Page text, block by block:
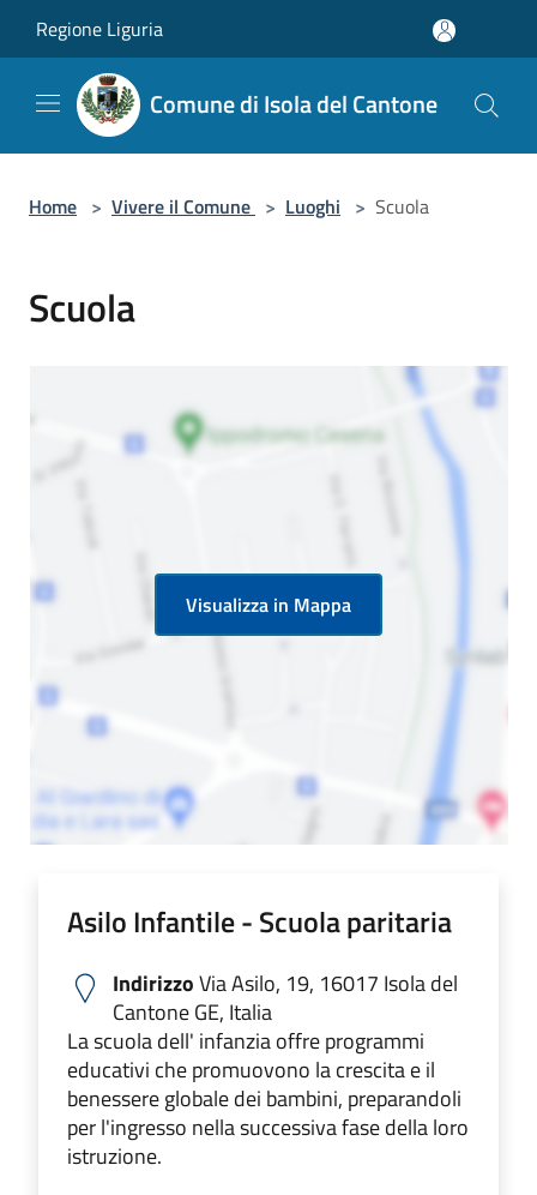
Regione Liguria
Comune di Isola del Cantone
Home > Vivere il Comune > Luoghi > Scuola
Scuola
Visualizza in Mappa
Asilo Infantile - Scuola paritaria
IndirizzoVia Asilo, 19, 16017 Isola del
Cantone GE, Italia
La scuola dell' infanzia offre programmi
educativi che promuovono la crescita e il
benessere globale dei bambini, preparandoli
per l'ingresso nella successiva fase della loro
istruzione.